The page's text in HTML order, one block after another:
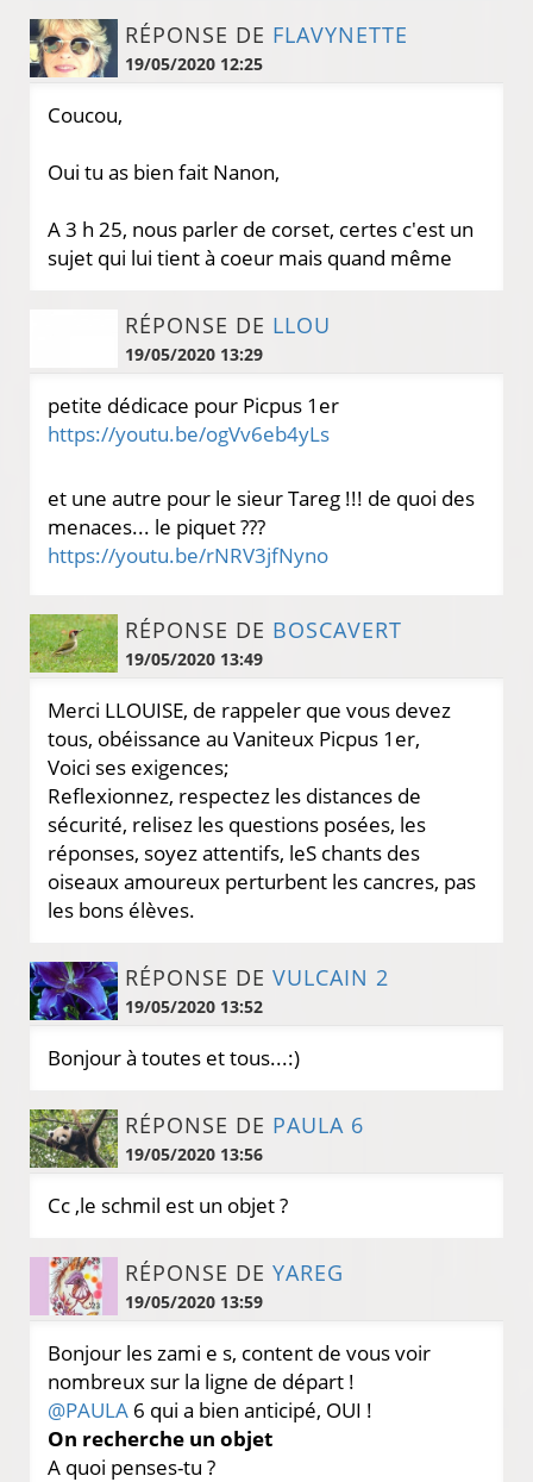
RÉPONSE DE FLAVYNETTE
19/05/2020 12:25
Coucou,
Oui tu as bien fait Nanon,
A 3 h 25, nous parler de corset, certes c'est un
sujet qui lui tient à coeur mais quand même
RÉPONSE DE LLOU
19/05/2020 13:29
petite dédicace pour Picpus 1er
https://youtu.be/ogVv6eb4yLs
et une autre pour le sieur Tareg !!! de quoi des
menaces... le piquet ???
https://youtu.be/rNRV3jfNyno
RÉPONSE DE BOSCAVERT
19/05/2020 13:49
Merci LLOUISE, de rappeler que vous devez
tous, obéissance au Vaniteux Picpus 1er,
Voici ses exigences;
Reflexionnez, respectez les distances de
sécurité, relisez les questions posées, les
réponses, soyez attentifs, leS chants des
oiseaux amoureux perturbent les cancres, pas
les bons élèves.
RÉPONSE DE VULCAIN 2
19/05/2020 13:52
Bonjour à toutes et tous...:)
RÉPONSE DE PAULA 6
19/05/2020 13:56
Cc ,le schmil est un objet ?
RÉPONSE DE YAREG
19/05/2020 13:59
Bonjour les zami e s, content de vous voir
nombreux sur la ligne de départ !
@PAULA 6 qui a bien anticipé, OUI !
On recherche un objet
A quoi penses-tu ?